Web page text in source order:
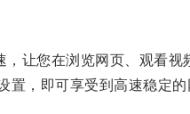
您在浏览网页、观看视
，即可享受到高速稳定的